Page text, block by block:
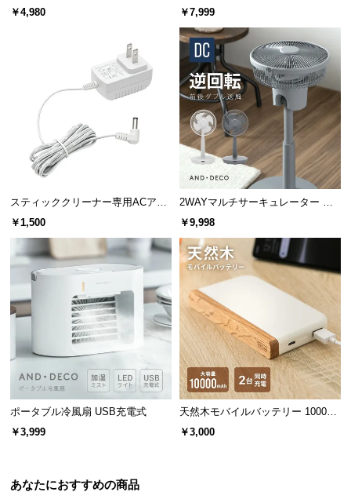
モータータイプ
￥4,980
け式タイプ
￥7,999
スティッククリーナー専用ACアダ
プター
￥1,500
2WAYマルチサーキュレーター 前
後ダブル送風
￥9,998
ポータブル冷風扇 USB充電式
￥3,999
天然木モバイルバッテリー 10000m
Ah USB-C/USB-A 2台同時充電対応
￥3,000
あなたにおすすめの商品